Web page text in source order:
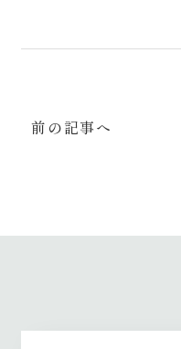
前の記事へ